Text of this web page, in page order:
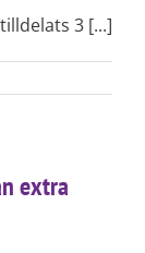
3 [...]
extra